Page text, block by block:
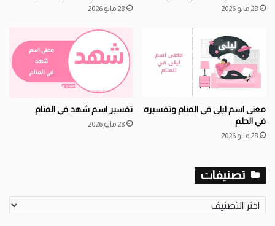
28 مايو 2026 28 مايو 2026
معنى اسم ليلى في المنام وتفسيره
في الحلم
28 مايو 2026
تفسير اسم شهد في المنام
28 مايو 2026
تصنيفات
تصنيفات